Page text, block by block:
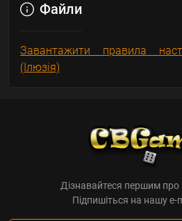
Файли
Завантажити правила
(Ілюзія)
Дізнавайтеся першим про
Підпишіться на нашу e-